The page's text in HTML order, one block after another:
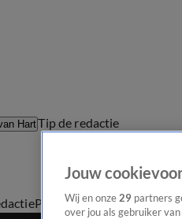
HartTip de redactie
PanelVideo's
Jouw
Wij en onze 29 partners
over jou als gebruiker